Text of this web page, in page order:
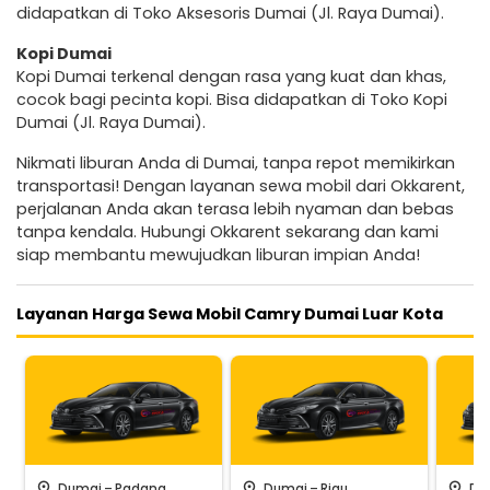
didapatkan di Toko Aksesoris Dumai (Jl. Raya Dumai).
Kopi Dumai
Kopi Dumai terkenal dengan rasa yang kuat dan khas,
cocok bagi pecinta kopi. Bisa didapatkan di Toko Kopi
Dumai (Jl. Raya Dumai).
Nikmati liburan Anda di Dumai, tanpa repot memikirkan
transportasi! Dengan layanan sewa mobil dari Okkarent,
perjalanan Anda akan terasa lebih nyaman dan bebas
tanpa kendala. Hubungi Okkarent sekarang dan kami
siap membantu mewujudkan liburan impian Anda!
Layanan Harga Sewa Mobil Camry Dumai Luar Kota